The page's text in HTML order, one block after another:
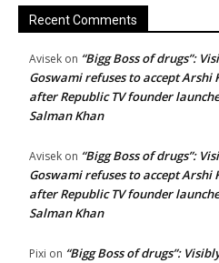
Recent Comments
Avisek on “Bigg Boss of drugs”:
Goswami refuses to accept Arshi
after Republic TV founder
Salman Khan
Avisek on “Bigg Boss of drugs”:
Goswami refuses to accept Arshi
after Republic TV founder
Salman Khan
Pixi on “Bigg Boss of drugs”: